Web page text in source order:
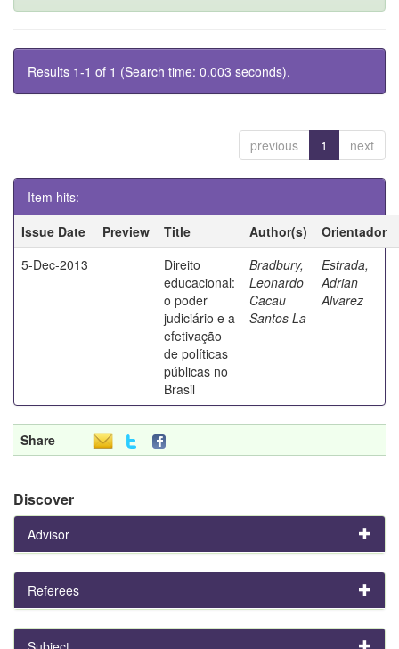
Results 1-1 of 1 (Search time: 0.003 seconds).
previous 1 next
Item hits:
Issue Date
Preview Title Author(s)
Orientador
5-Dec-2013
Direito
educacional:
o poder
judiciário e a
efetivação
de políticas
públicas no
Brasil
Bradbury,
Leonardo
Cacau
Santos La
Estrada,
Adrian
Alvarez
Share
Discover
Advisor
Referees